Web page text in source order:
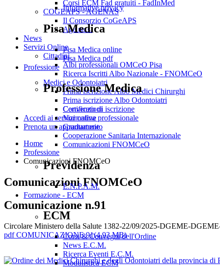
Informative privacy
Pisa Medica
Pisa Medica online
Pisa Medica pdf
Professione
Professione Medica
Convenzioni
Normativa professionale
Graduatorie
Cooperazione Sanitaria Internazionale
Comunicazioni FNOMCeO
Previdenza
E.N.P.A.M.
Formazione - ECM
ECM
Corsi & Convegni dell'Ordine
News E.C.M.
Ricerca Eventi E.C.M.
Modulistica ECM
Corsi ECM Fad gratuiti - FadInMed
COGEAPS - AGENAS
Il Consorzio CoGeAPS
Age.na.s.
News
Servizi Online
Cittadini
Albi professionali OMCeO Pisa
Ricerca Iscritti Albo Nazionale - FNOMCeO
Medici e Odontoiatri
Prima iscrizione Albo Medici Chirurghi
Prima iscrizione Albo Odontoiatri
Certificato di iscrizione
Accedi ai servizi online
Prenota un appuntamento
Home
Professione
Comunicazioni FNOMCeO
Comunicazioni FNOMCeO
Comunicazione n.91
Circolare Ministero della Salute 1382-22/09/2025-DGEME-
pdfCOMUNICAZIONE 91(4.93 MB)